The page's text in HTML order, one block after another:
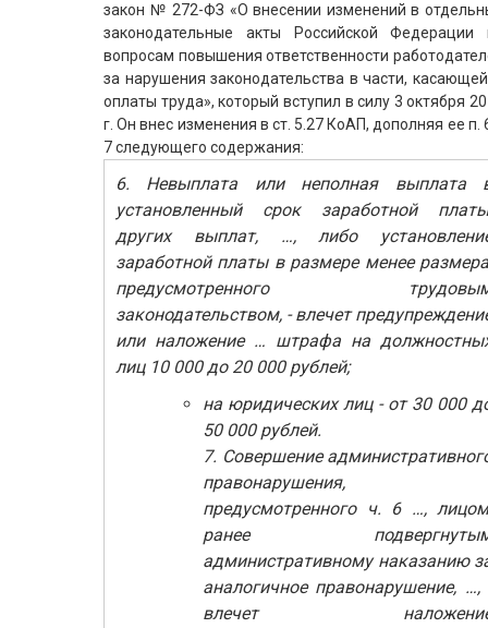
закон № 272-ФЗ «О внесении изменений в
законодательные акты Российской Федерации
вопросам повышения ответственности
за нарушения законодательства в части,
оплаты труда», который вступил в силу 3 октября
г. Он внес изменения в ст. 5.27 КоАП, дополняя ее п.
7 следующего содержания:
6. Невыплата или неполная выплата
установленный срок заработной
других выплат, …, либо
заработной платы в размере менее
предусмотренного
законодательством, - влечет
или наложение … штрафа на
лиц 10 000 до 20 000 рублей;
на юридических лиц - от 30 000
50 000 рублей.
7. Совершение
правонарушения,
предусмотренного ч. 6 …,
ранее
административному наказанию
аналогичное правонарушение, …,
влечет